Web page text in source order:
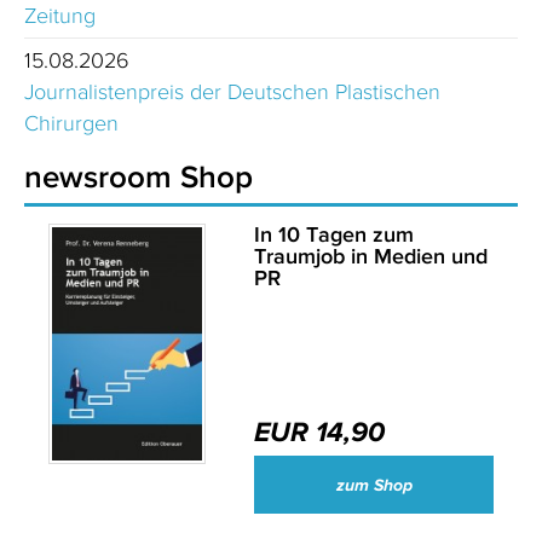
Zeitung
15.08.2026
Journalistenpreis der Deutschen Plastischen
Chirurgen
newsroom Shop
In 10 Tagen zum
Traumjob in Medien und
PR
EUR 14,90
zum Shop